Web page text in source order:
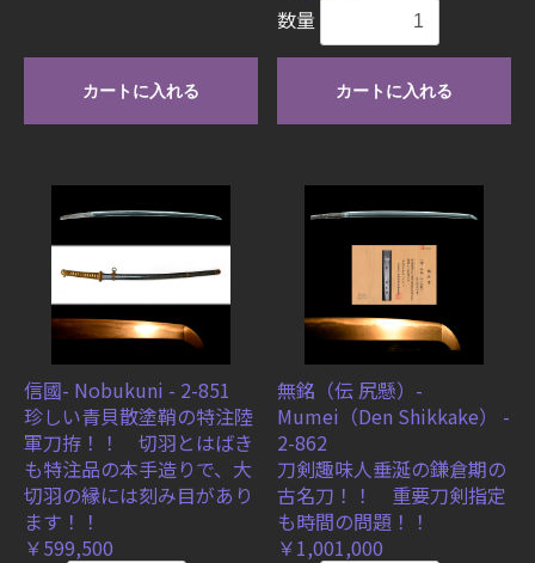
カートに入れる
数量
カートに入れる
信國- Nobukuni - 2-851
珍しい青貝散塗鞘の特注陸
軍刀拵！！ 切羽とはばき
も特注品の本手造りで、大
切羽の縁には刻み目があり
ます！！
￥599,500
無銘（伝 尻懸）-
Mumei（Den Shikkake） -
2-862
刀剣趣味人垂涎の鎌倉期の
古名刀！！ 重要刀剣指定
も時間の問題！！
￥1,001,000